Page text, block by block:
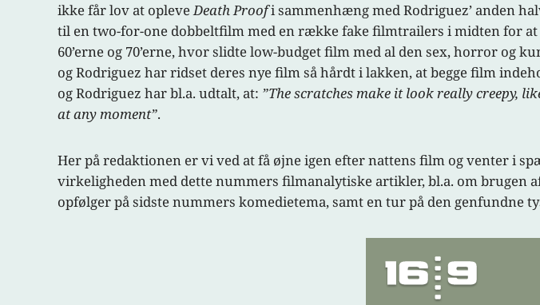
ikke får lov at opleveDeath Proofi sammenhæng med Rodriguez’ anden
til en two-for-one dobbeltfilm med en række fake filmtrailers i midten for
60’erne og 70’erne, hvor slidte low-budget film med al den sex, horror og
og Rodriguez har ridset deres nye film så hårdt i lakken, at begge film
og Rodriguez har bl.a. udtalt, at: ”The scratches make it look really creepy,
at any moment”.
Her på redaktionen er vi ved at få øjne igen efter nattens film og venter i
virkeligheden med dette nummers filmanalytiske artikler, bl.a. om brugen
opfølger på sidste nummers komedietema, samt en tur på den genfundne